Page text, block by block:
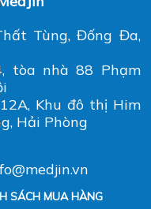
thiết bị y tế MedJin